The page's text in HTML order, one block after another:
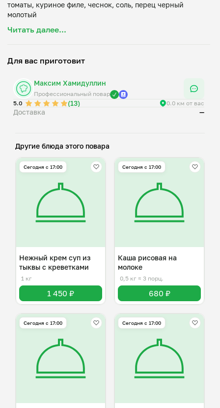
томаты, куриное филе, чеснок, соль, перец черный
Читать далее...
Для вас приготовит
Максим Хамидуллин
Профессиональный повар
5.0
(13) 0.0 км от вас
Доставка —
Другие блюда этого повара
Сегодня с 17:00
Нежный крем суп из
тыквы с креветками
1 кг
1 450 ₽
Сегодня с 17:00
Каша рисовая на
молоке
0,5 кг ≈ 3 порц.
680 ₽
Сегодня с 17:00 Сегодня с 17:00